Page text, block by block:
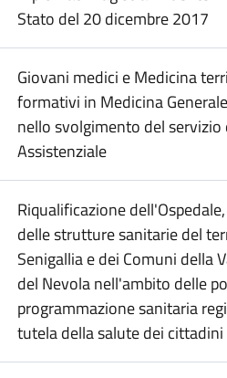
Stato del 20 dicembre 2017
Giovani medici e Medicina
formativi in Medicina
nello svolgimento del
Assistenziale
Riqualificazione
delle strutture sanitarie del
Senigallia e dei Comuni della
del Nevola nell'ambito delle
programmazione sanitaria
tutela della salute dei cittadini